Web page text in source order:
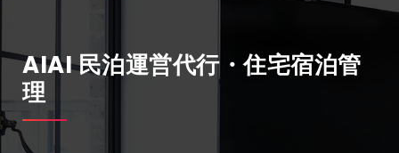
AIAI 民泊運営代行・住宅宿泊管
理